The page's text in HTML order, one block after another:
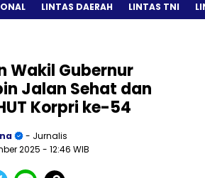
LINTAS DAERAH LINTAS TNI
Wakil Gubernur
Jalan Sehat dan
Korpri ke-54
- Jurnalis
2025 - 12:46 WIB